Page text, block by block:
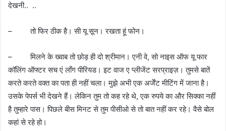
देखनी.. ..
– तो फिर ठीक है। सी यू सून। रखता हूं फोन।
– मिलने के ख्वाब तो छोड़ ही दो श्रीमान। एनी वे, सो नाइस ऑफ यू फार
कॉलिंग ऑफ्टर सच एं लाँग पीरियड। इट वाज ए प्लीजेंट सरप्राइज़। तुमसे बातें
करते करते वक्त का पता ही नहीं चला। मुझे अभी एक अर्जेंट मीटिंग में जाना है।
उसके पेपर्स भी देखने हैं। लेकिन तुम तो कह रहे थे, एक रुपये का और सिक्का नहीं
है तुम्हारे पास। पिछले बीस मिनट से तुम पीसीओ से तो बात नहीं कर रहे। वैसे बोल
कहां से रहे हो।